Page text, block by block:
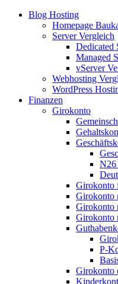
Blog Hosting
Homepage
Server Vergleich
Dedicated
Managed
vServer
Webhosting
WordPress
Finanzen
Girokonto
N26
Girokonto
Girokonto
Girokonto
Girokonto
P-
Girokonto